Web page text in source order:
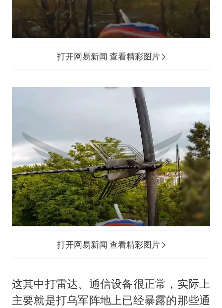
打开网易新闻 查看精彩图片
打开网易新闻 查看精彩图片
这其中打雷达、通信设备很正常，实际上
主要就是打乌军阵地上已经暴露的那些通